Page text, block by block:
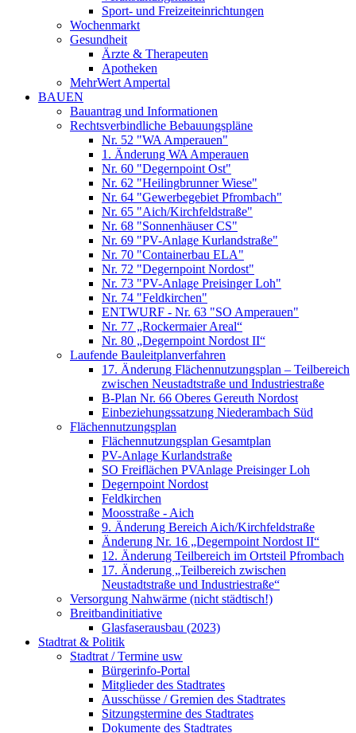
Sport- und Freizeiteinrichtungen
Wochenmarkt
Gesundheit
Ärzte & Therapeuten
Apotheken
MehrWert Ampertal
BAUEN
Bauantrag und Informationen
Rechtsverbindliche Bebauungspläne
Nr. 52 "WA Amperauen"
1. Änderung WA Amperauen
Nr. 60 "Degernpoint Ost"
Nr. 62 "Heilingbrunner Wiese"
Nr. 64 "Gewerbegebiet Pfrombach"
Nr. 65 "Aich/Kirchfeldstraße"
Nr. 68 "Sonnenhäuser CS"
Nr. 69 "PV-Anlage Kurlandstraße"
Nr. 70 "Containerbau ELA"
Nr. 72 "Degernpoint Nordost"
Nr. 73 "PV-Anlage Preisinger Loh"
Nr. 74 "Feldkirchen"
ENTWURF - Nr. 63 "SO Amperauen"
Nr. 77 „Rockermaier Areal“
Nr. 80 „Degernpoint Nordost II“
Laufende Bauleitplanverfahren
17. Änderung Flächennutzungsplan – Teilbereich
zwischen Neustadtstraße und Industriestraße
B-Plan Nr. 66 Oberes Gereuth Nordost
Einbeziehungssatzung Niederambach Süd
Flächennutzungsplan
Flächennutzungsplan Gesamtplan
PV-Anlage Kurlandstraße
SO Freiflächen PV­Anlage Preisinger Loh
Degernpoint Nordost
Feldkirchen
Moosstraße - Aich
9. Änderung Bereich Aich/Kirchfeldstraße
Änderung Nr. 16 „Degernpoint Nordost II“
12. Änderung Teilbereich im Ortsteil Pfrombach
17. Änderung „Teilbereich zwischen
Neustadtstraße und Industriestraße“
Versorgung Nahwärme (nicht städtisch!)
Breitbandinitiative
Glasfaserausbau (2023)
Stadtrat & Politik
Stadtrat / Termine usw
Bürgerinfo-Portal
Mitglieder des Stadtrates
Ausschüsse / Gremien des Stadtrates
Sitzungstermine des Stadtrates
Dokumente des Stadtrates